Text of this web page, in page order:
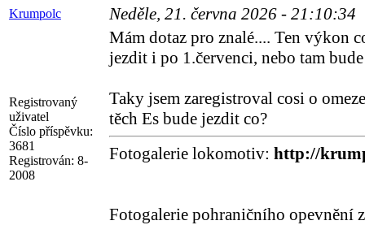
Krumpolc Neděle, 21. června 2026 - 21:10:34
Registrovaný
uživatel
Číslo příspěvku:
3681
Registrován: 8-
2008
Mám dotaz pro znalé.... Ten výkon
jezdit i po 1.červenci, nebo tam
Taky jsem zaregistroval cosi o
těch Es bude jezdit co?
Fotogalerie lokomotiv: http://
Fotogalerie pohraničního opevnění